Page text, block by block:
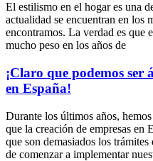
El estilismo en el hogar es una
actualidad se encuentran en los
encontramos. La verdad es que
mucho peso en los años de
¡Claro que podemos ser
en España!
Durante los últimos años,
que la creación de empresas en
que son demasiados los
de comenzar a implementar